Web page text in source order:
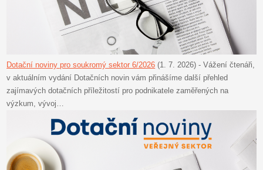
Dotační noviny pro soukromý sektor 6/2026 (1. 7. 2026) - Vážení čtenáři,
v aktuálním vydání Dotačních novin vám přinášíme další přehled
zajímavých dotačních příležitostí pro podnikatele zaměřených na
výzkum, vývoj…